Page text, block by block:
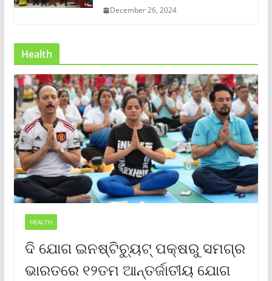
December 26, 2024
Health
HEALTH
ଦି ଯୋଗ ଇନଷ୍ଟିଚ୍ୟୁଟ୍ ପକ୍ଷରୁ ସମଗ୍ର
ଭାରତରେ ୧୨ତମ ଆନ୍ତର୍ଜାତୀୟ ଯୋଗ